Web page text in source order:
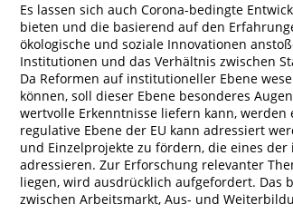
Es lassen sich auch Corona-bedingte
bieten und die basierend auf den
ökologische und soziale Innovationen
Institutionen und das Verhältnis zwischen
Da Reformen auf institutioneller Ebene
können, soll dieser Ebene besonderes
wertvolle Erkenntnisse liefern kann,
regulative Ebene der EU kann adressiert
und Einzelprojekte zu fördern, die eines
adressieren. Zur Erforschung relevanter
liegen, wird ausdrücklich aufgefordert. Das
zwischen Arbeitsmarkt, Aus- und